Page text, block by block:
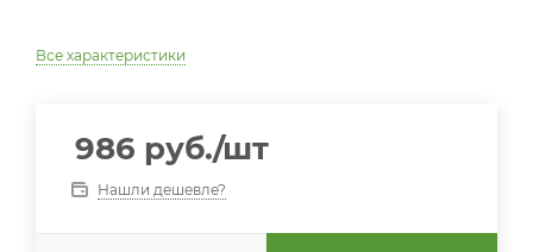
Все характеристики
986 руб./шт
Нашли дешевле?